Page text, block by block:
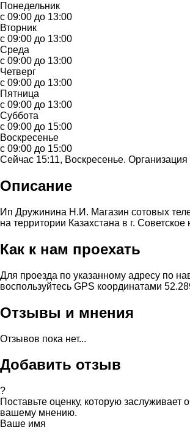
Понедельник
с 09:00 до 13:00
Вторник
с 09:00 до 13:00
Среда
с 09:00 до 13:00
Четверг
с 09:00 до 13:00
Пятница
с 09:00 до 13:00
Суббота
с 09:00 до 15:00
Воскресенье
с 09:00 до 15:00
Сейчас 15:11, Воскресенье.
Описание
Ип Дружинина Н.И. Магазин сотовых
на территории Казахстана в г.
Как к нам проехать
Для проезда по указанному адресу по
воспользуйтесь GPS координатами
Отзывы и мнения
Отзывов пока нет...
Добавить отзыв
?
Поставьте оценку, которую заслуживает
вашему мнению.
Ваше имя